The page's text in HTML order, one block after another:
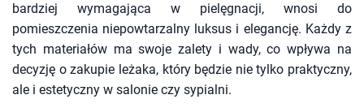
bardziej wymagająca w pielęgnacji, wnosi do
pomieszczenia niepowtarzalny luksus i elegancję. Każdy z
tych materiałów ma swoje zalety i wady, co wpływa na
decyzję o zakupie leżaka, który będzie nie tylko praktyczny,
ale i estetyczny w salonie czy sypialni.